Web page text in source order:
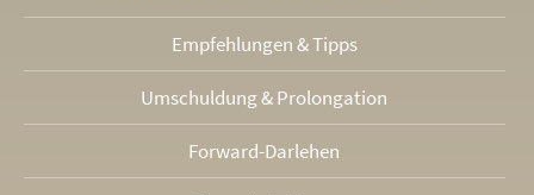
Empfehlungen & Tipps
Umschuldung & Prolongation
Forward-Darlehen